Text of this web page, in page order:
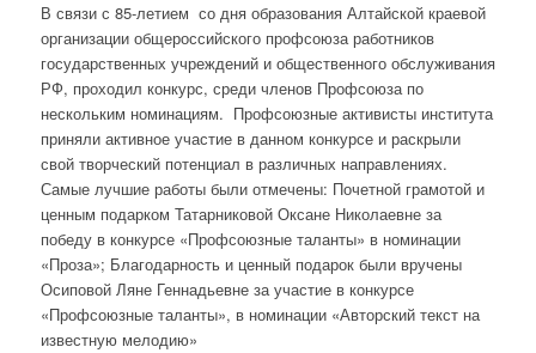
В связи с 85-летием со дня образования Алтайской краевой
организации общероссийского профсоюза работников
государственных учреждений и общественного обслуживания
РФ, проходил конкурс, среди членов Профсоюза по
нескольким номинациям. Профсоюзные активисты института
приняли активное участие в данном конкурсе и раскрыли
свой творческий потенциал в различных направлениях.
Самые лучшие работы были отмечены: Почетной грамотой и
ценным подарком Татарниковой Оксане Николаевне за
победу в конкурсе «Профсоюзные таланты» в номинации
«Проза»; Благодарность и ценный подарок были вручены
Осиповой Ляне Геннадьевне за участие в конкурсе
«Профсоюзные таланты», в номинации «Авторский текст на
известную мелодию»